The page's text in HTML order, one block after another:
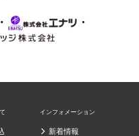
・
・
インフォメーション
新着情報